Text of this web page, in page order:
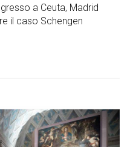
a Ceuta, Madrid
il caso Schengen